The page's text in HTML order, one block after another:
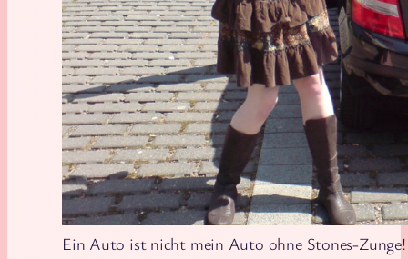
Ein Auto ist nicht mein Auto ohne Stones-Zunge!